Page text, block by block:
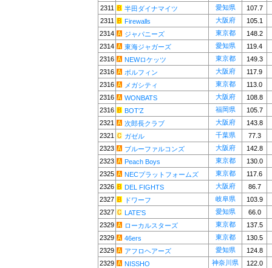
2311
半田ダイナマイツ 愛知県
107.7
2311
Firewalls 大阪府
105.1
2314
ジャパニーズ 東京都
148.2
2314
東海ジャガーズ 愛知県
119.4
2316
NEWロケッツ 東京都
149.3
2316
ボルフィン 大阪府
117.9
2316
メガシティ 東京都
113.0
2316
WONBATS 大阪府
108.8
2316
BOT'Z 福岡県
105.7
2321
次郎長クラブ 大阪府
143.8
2321
ガゼル 千葉県
77.3
2323
ブルーファルコンズ 大阪府
142.8
2323
Peach Boys 東京都
130.0
2325
NECプラットフォームズ 東京都
117.6
2326
DEL FIGHTS 大阪府
86.7
2327
ドワーフ 岐阜県
103.9
2327
LATE'S 愛知県
66.0
2329
ローカルスターズ 東京都
137.5
2329
46ers 東京都
130.5
2329
アフロヘアーズ 愛知県
124.8
2329
NISSHO 神奈川県
122.0